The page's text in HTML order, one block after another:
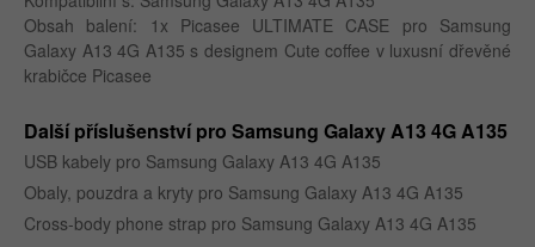
Obsah balení: 1x Picasee ULTIMATE CASE pro Samsung
Galaxy A13 4G A135 s designem Cute coffee v luxusní dřevěné
krabičce Picasee
Další příslušenství pro Samsung Galaxy A13 4G A135
USB kabely pro Samsung Galaxy A13 4G A135
Obaly, pouzdra a kryty pro Samsung Galaxy A13 4G A135
Cross-body phone strap pro Samsung Galaxy A13 4G A135